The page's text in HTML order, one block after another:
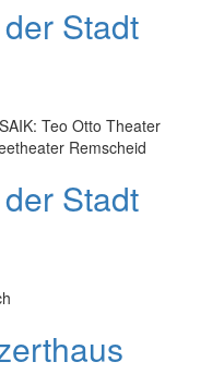
Stadt
Teo Otto Theater
Remscheid
Stadt